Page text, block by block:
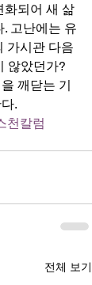
화되어 새 삶
고난에는 유
가시관 다음
않았던가?
깨닫는 기
.
천칼럼
전체 보기